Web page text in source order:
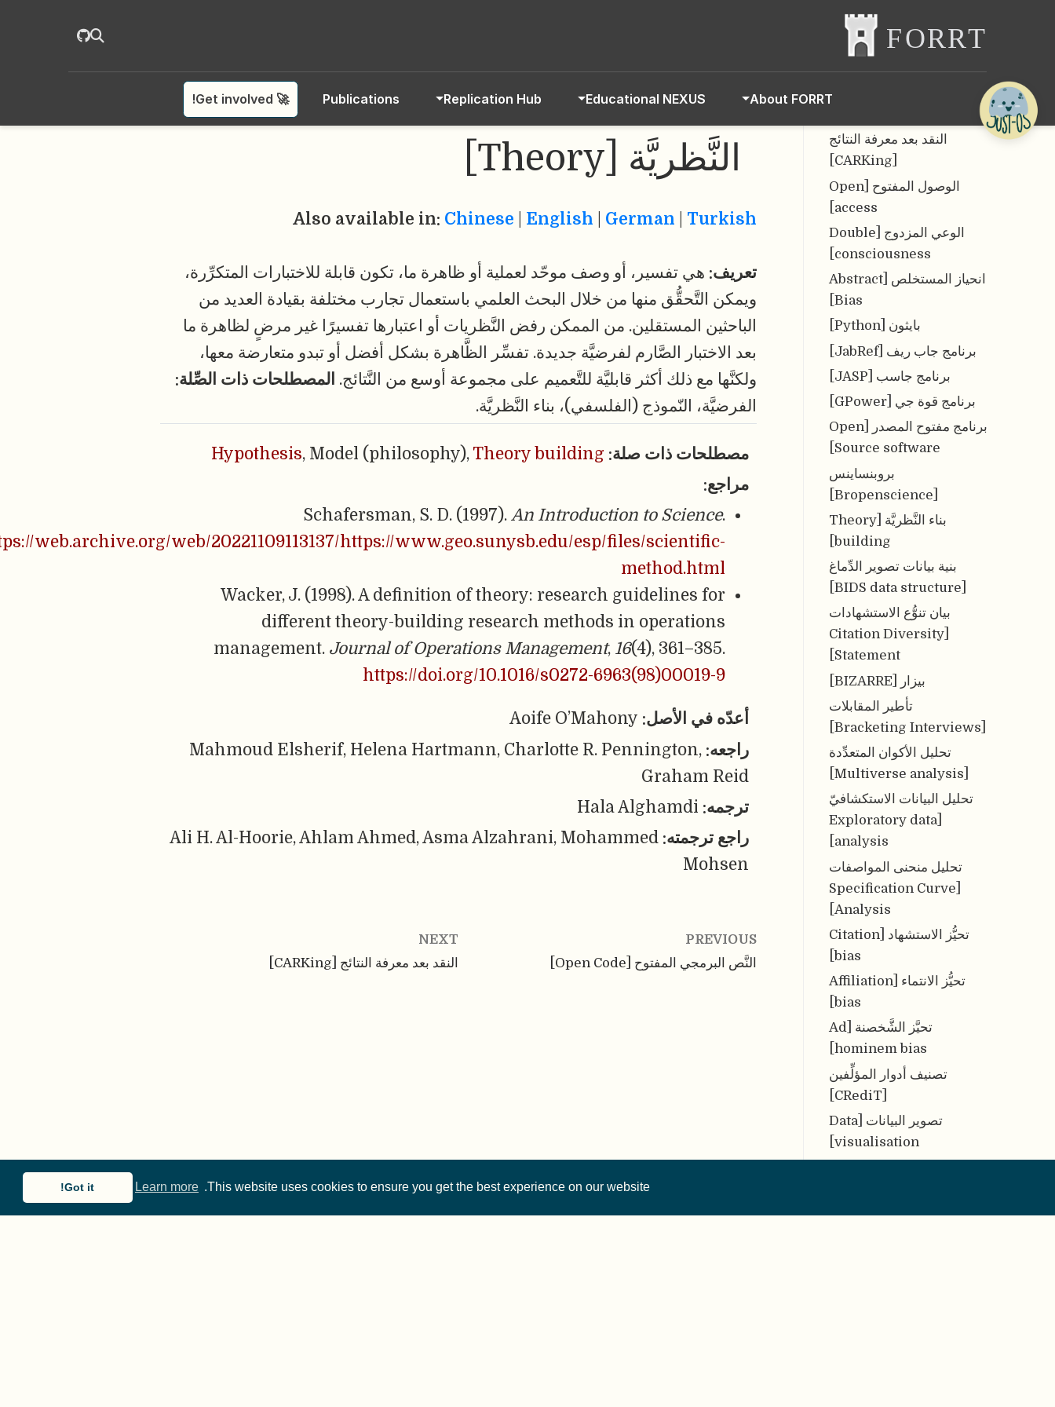
This website uses cookies to ensure you get the best experience on our website.
Learn more
Got it!
About FORRT
Educational NEXUS
Replication Hub
Publications
🚀 Get involved!
النَّشر المفترس الاستغلاليّ
النَّص البرمجي المفتوح
النقد بعد معرفة النتائج
الوصول المفتوح [Open
access]
الوعي المزدوج [Double
consciousness]
انحياز المستخلص [Abstract
Bias]
بايثون [Python]
برنامج جاب ريف [JabRef]
برنامج جاسب [JASP]
برنامج قوة جي [GPower]
برنامج مفتوح المصدر [Open
Source software]
بروبنساينس
بناء النَّظريَّة [Theory
building]
بنية بيانات تصوير الدِّماغ
بيان تنوُّع الاستشهادات
[Citation Diversity
Statement]
بيزار [BIZARRE]
تأطير المقابلات
تحليل الأكوان المتعدِّدة
تحليل البيانات الاستكشافيّ
[Exploratory data
analysis]
تحليل منحنى المواصفات
[Specification Curve
Analysis]
تحيُّز الاستشهاد [Citation
bias]
تحيُّز الانتماء [Affiliation
bias]
تحيَّز الشَّخصنة [Ad
hominem bias]
تصنيف أدوار المؤلِّفين
تصوير البيانات [Data
visualisation]
تّعهد التَّسجيل المسبق
النَّظريَّة [Theory]
Also available in: Chinese English German Turkish
تعريف: هي تفسير، أو وصف موحّد لعملية أو ظاهرة ما، تكون قابلة للاختبارات المتكرِّرة،
ويمكن التَّحقُّق منها من خلال البحث العلمي باستعمال تجارب مختلفة بقيادة العديد من
الباحثين المستقلين. من الممكن رفض النَّظريات أو اعتبارها تفسيرًا غير مرضٍ لظاهرة ما
بعد الاختبار الصَّارم لفرضيَّة جديدة. تفسِّر الظَّاهرة بشكل أفضل أو تبدو متعارضة معها،
ولكنَّها مع ذلك أكثر قابليَّة للتَّعميم على مجموعة أوسع من النَّتائج. المصطلحات ذات الصِّلة:
الفرضيَّة، النّموذج (الفلسفي)، بناء النَّظريَّة.
مصطلحات ذات صلة: Hypothesis, Model (philosophy), Theory building
مراجع:
Schafersman, S. D. (1997). An Introduction to Science.
web.archive.org/web/20221109113137/https://www.geo.sunysb.edu/esp/files/scientific-
method.html
Wacker, J. (1998). A definition of theory: research guidelines for
different theory-building research methods in operations
management. Journal of Operations Management, 16(4), 361–385.
https://doi.org/10.1016/s0272-6963(98)00019-9
أعدّه في الأصل: Aoife O’Mahony
راجعه:Mahmoud Elsherif, Helena Hartmann, Charlotte R. Pennington,
Graham Reid
ترجمه: Hala Alghamdi
راجع ترجمته:Ali H. Al-Hoorie, Ahlam Ahmed, Asma Alzahrani, Mohammed
Mohsen
PREVIOUS
النَّص البرمجي المفتوح [Open Code]
NEXT
النقد بعد معرفة النتائج [CARKing]